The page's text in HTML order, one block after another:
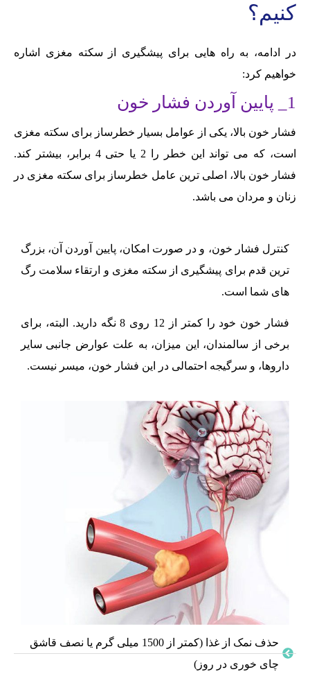
کنیم؟
در ادامه، به راه هایی برای پیشگیری از سکته مغزی اشاره
خواهیم کرد:
1_ پایین آوردن فشار خون
فشار خون بالا، یکی از عوامل بسیار خطرساز برای سکته مغزی
است، که می تواند این خطر را 2 یا حتی 4 برابر، بیشتر کند.
فشار خون بالا، اصلی ترین عامل خطرساز برای سکته مغزی در
زنان و مردان می باشد.
کنترل فشار خون، و در صورت امکان، پایین آوردن آن، بزرگ
ترین قدم برای پیشگیری از سکته مغزی و ارتقاء سلامت رگ
های شما است.
فشار خون خود را کمتر از 12 روی 8 نگه دارید. البته، برای
برخی از سالمندان، این میزان، به علت عوارض جانبی سایر
داروها، و سرگیجه احتمالی در این فشار خون، میسر نیست.
حذف نمک از غذا (کمتر از 1500 میلی گرم یا نصف قاشق
چای خوری در روز)